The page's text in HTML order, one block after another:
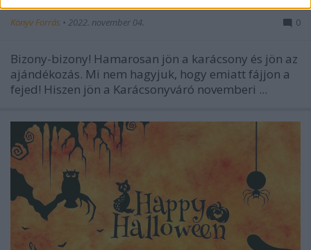
Könyv Forrás • 2022. november 04. 0
Bizony-bizony! Hamarosan jön a karácsony és jön az
ajándékozás. Mi nem hagyjuk, hogy emiatt fájjon a
fejed! Hiszen jön a Karácsonyváró novemberi ...